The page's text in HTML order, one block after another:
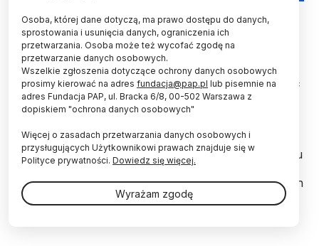
W gliwickim Technoparku powstanie trzeci
budynek, w którym znajdzie miejsce 20 firm z
branży nowych technologii – podał w poniedziałek
gliwicki magistrat. Inwestycja powinna zakończyć
się w 2020 r.
Park Naukowo-Technologiczny Technopark Gliwice
to samorządowy projekt z pogranicza nauki, biznesu
i innowacyjnego przemysłu - centrum wsparcia dla
firm rozpoczynających działalność na rynku nowych
technologii. Współzałożycielem i większościowym
Osoba, której dane dotyczą, ma prawo dostępu do danych,
sprostowania i usunięcia danych, ograniczenia ich
przetwarzania. Osoba może też wycofać zgodę na
przetwarzanie danych osobowych.
Wszelkie zgłoszenia dotyczące ochrony danych osobowych
prosimy kierować na adres fundacja@pap.pl lub pisemnie na
adres Fundacja PAP, ul. Bracka 6/8, 00-502 Warszawa z
dopiskiem "ochrona danych osobowych"
Więcej o zasadach przetwarzania danych osobowych i
przysługujących Użytkownikowi prawach znajduje się w
Polityce prywatności. Dowiedz się więcej.
Wyrażam zgodę